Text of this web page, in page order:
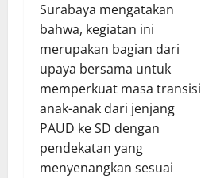
Surabaya mengatakan
bahwa, kegiatan ini
merupakan bagian dari
upaya bersama untuk
memperkuat masa transisi
anak-anak dari jenjang
PAUD ke SD dengan
pendekatan yang
menyenangkan sesuai